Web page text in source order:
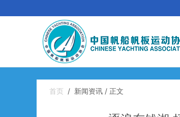
首页 / 新闻资讯 / 正文